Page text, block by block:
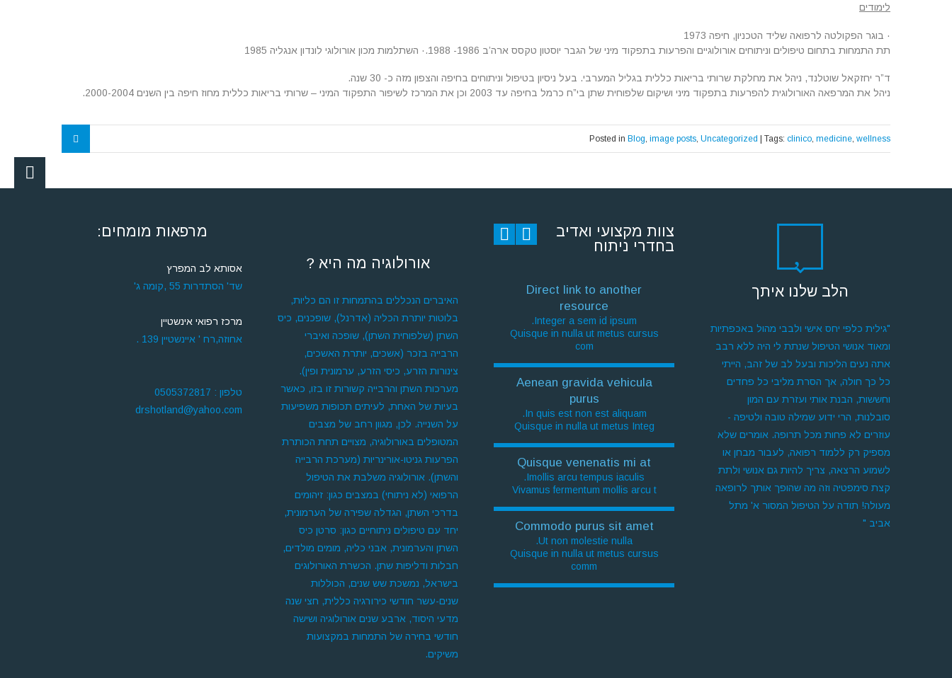
לימודים
· בוגר הפקולטה לרפואה שליד הטכניון, חיפה 1973
תת התמחות בתחום טיפולים וניתוחים אורולוגיים והפרעות בתפקוד מיני של הגבר יוסטון טקסס ארה’ב 1986- 1988.
· השתלמות מכון אורולוגי לונדון אנגליה 1985
ד”ר יחזקאל שוטלנד, ניהל את מחלקת שרותי בריאות כללית בגליל המערבי. בעל ניסיון בטיפול וניתוחים בחיפה והצפון מזה כ- 30 שנה.
ניהל את המרפאה האורולוגית להפרעות בתפקוד מיני ושיקום שלפוחית שתן בי”ח כרמל בחיפה עד 2003 וכן את המרכז לשיפור התפקוד המיני – שרותי בריאות כללית מחוז חיפה בין השנים 2000-2004.
Posted in Blog, image posts, Uncategorized | Tags: clinico, medicine, wellness
הלב שלנו איתך
"גילית כלפי יחס אישי ולבבי מהול באכפתיות
ומאוד אנושי הטיפול שנתת לי היה ללא רבב
אתה נעים הליכות ובעל לב של זהב, הייתי
כל כך חולה, אך הסרת מליבי כל פחדים
וחששות, הבנת אותי ועזרת עם המון
סובלנות, הרי ידוע שמילה טובה ולטיפה -
עוזרים לא פחות מכל תרופה. אומרים שלא
מספיק רק ללמוד רפואה, לעבור מבחן או
לשמוע הרצאה, צריך להיות גם אנושי ולתת
קצת סימפטיה וזה מה שהופך אותך לרופאה
מעולה! תודה על הטיפול המסור א' מתל
אביב "
צוות מקצועי ואדיב
בחדרי ניתוח
Direct link to another
resource
Integer a sem id ipsum.
Quisque in nulla ut metus cursus
com
Aenean gravida vehicula
purus
In quis est non est aliquam.
Quisque in nulla ut metus Integ
Quisque venenatis mi at
Imollis arcu tempus iaculis.
Vivamus fermentum mollis arcu t
Commodo purus sit amet
Ut non molestie nulla.
Quisque in nulla ut metus cursus
comm
אורולוגיה מה היא ?
האיברים הנכללים בהתמחות זו הם כליות,
בלוטות יותרת הכליה (אדרנל), שופכנים, כיס
השתן (שלפוחית השתן), שופכה ואיברי
הרבייה בזכר (אשכים, יותרת האשכים,
צינורות הזרע, כיסי הזרע, ערמונית ופין).
מערכות השתן והרבייה קשורות זו בזו, כאשר
בעיות של האחת, לעיתים תכופות משפיעות
על השנייה. לכן, מגוון רחב של מצבים
המטופלים באורולוגיה, מצויים תחת הכותרת
הפרעות גניטו-אורינריות (מערכת הרבייה
והשתן). אורולוגיה משלבת את הטיפול
הרפואי (לא ניתוחי) במצבים כגון: זיהומים
בדרכי השתן, הגדלה שפירה של הערמונית,
יחד עם טיפולים ניתוחיים כגון: סרטן כיס
השתן והערמונית, אבני כליה, מומים מולדים,
חבלות ודליפות שתן. הכשרת האורולוגים
בישראל, נמשכת שש שנים, הכוללות
שנים-עשר חודשי כירורגיה כללית, חצי שנה
מדעי היסוד, ארבע שנים אורולוגיה ושישה
חודשי בחירה של התמחות במקצועות
משיקים.
מרפאות מומחים:
אסותא לב המפרץ
שד' הסתדרות 55 ,קומה ג'
מרכז רפואי אינשטיין
אחוזה,רח ' איינשטיין 139 .
טלפון : 0505372817
drshotland@yahoo.com